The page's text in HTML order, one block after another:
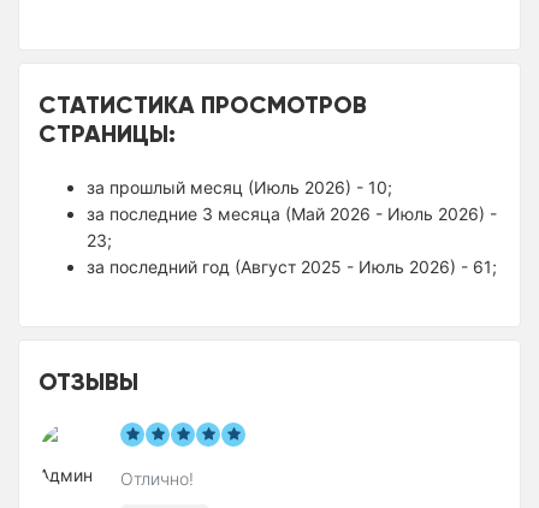
СТАТИСТИКА ПРОСМОТРОВ
СТРАНИЦЫ:
за прошлый месяц (Июль 2026) - 10;
за последние 3 месяца (Май 2026 - Июль 2026) -
23;
за последний год (Август 2025 - Июль 2026) - 61;
ОТЗЫВЫ
Отлично!